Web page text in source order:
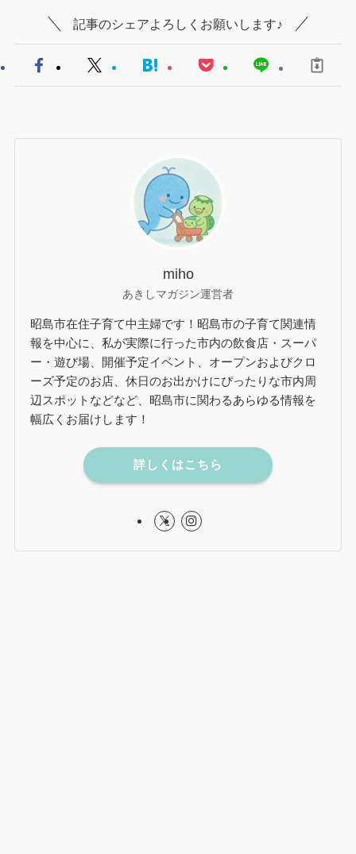
記事のシェアよろしくお願いします♪
miho
あきしマガジン運営者
昭島市在住子育て中主婦です！昭島市の子育て関連情
報を中心に、私が実際に行った市内の飲食店・スーパ
ー・遊び場、開催予定イベント、オープンおよびクロ
ーズ予定のお店、休日のお出かけにぴったりな市内周
辺スポットなどなど、昭島市に関わるあらゆる情報を
幅広くお届けします！
詳しくはこちら